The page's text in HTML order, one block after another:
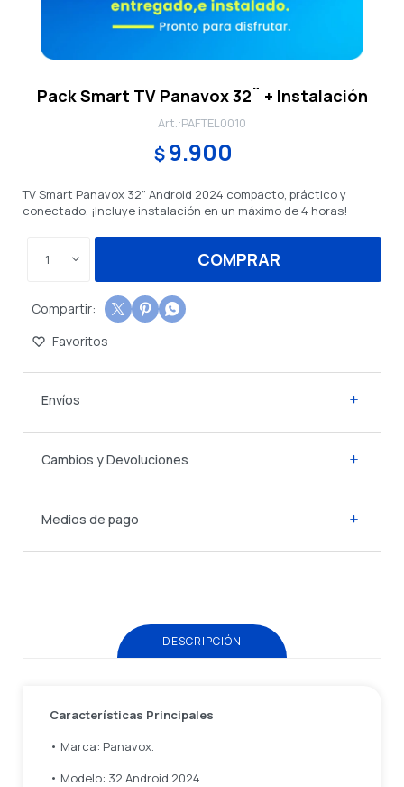
Pack Smart TV Panavox 32¨ + Instalación
PAFTEL0010
$ 9.900
TV Smart Panavox 32” Android 2024 compacto, práctico y
conectado. ¡Incluye instalación en un máximo de 4 horas!
1 COMPRAR
  
Envíos
Cambios y Devoluciones
Medios de pago
DESCRIPCIÓN
Características Principales
• Marca: Panavox.
• Modelo: 32 Android 2024.